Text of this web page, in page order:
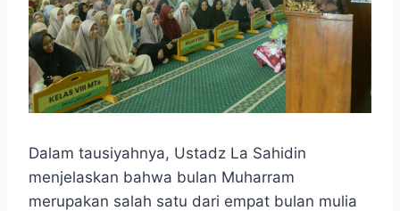
Dalam tausiyahnya, Ustadz La Sahidin
menjelaskan bahwa bulan Muharram
merupakan salah satu dari empat bulan mulia